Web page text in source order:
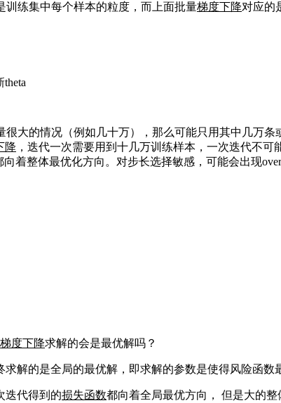
训练集中每个样本的粒度，而上面批量梯度下降对应的
大的情况（例如几十万），那么可能只用其中几万
降 ，迭代一次需要用到十几万训练样本，一次迭代不
整体最优化方向。对步长选择敏感，可能会出现
梯度下降求解的会是最优解吗？
求解的是全局的最优解，即求解的参数是使得风险函数
迭代得到的损失函数都向着全局最优方向， 但是大的